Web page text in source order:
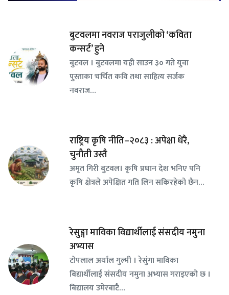
बुटवलमा नवराज पराजुलीको ‘कविता
कन्सर्ट’ हुने
बुटवल । बुटवलमा यही साउन ३० गते युवा
पुस्ताका चर्चित कवि तथा साहित्य सर्जक
नवराज…
राष्ट्रिय कृषि नीति–२०८३ : अपेक्षा धेरै,
चुनौती उस्तै
अमृत गिरी बुटवल। कृषि प्रधान देश भनिए पनि
कृषि क्षेत्रले अपेक्षित गति लिन सकिरहेको छैन…
रेसुङ्गा माविका विद्यार्थीलाई संसदीय नमुना
अभ्यास
टोपलाल अर्याल गुल्मी । रेसुंगा माविका
बिद्यार्थीलाई संसदीय नमुना अभ्यास गराइएको छ ।
बिद्यालय उमेरबाटै…